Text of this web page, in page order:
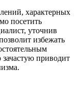
характерных
посетить
уточнив
избежать
зачастую приводит